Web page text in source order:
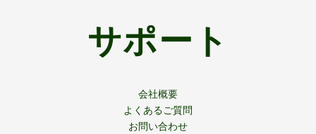
サポート
会社概要
よくあるご質問
お問い合わせ